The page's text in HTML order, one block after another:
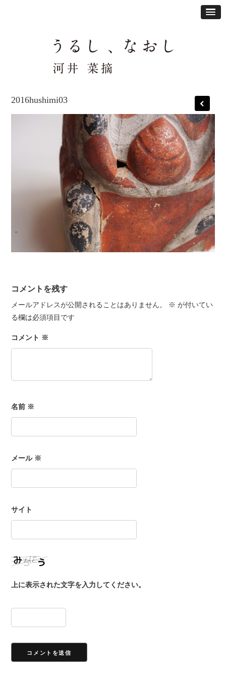
2016hushimi03
コメントを残す
メールアドレスが公開されることはありません。 ※ が付いてい
る欄は必須項目です
コメント ※
名前 ※
メール ※
サイト
上に表示された文字を入力してください。